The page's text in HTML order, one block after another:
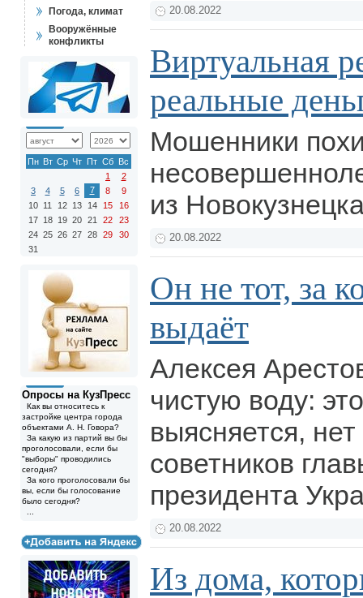
Погода, климат
Вооружённые
конфликты
Пн Вт Ср Чт Пт Сб Вс
1
2
3
4 5 6 7 8
9
10 11 12 13 14 15
16
17 18 19 20 21 22
23
24 25 26 27 28 29
30
31
Опросы на КузПресс
Как вы относитесь к
застройке центра города
объектами А. Н. Говора?
За какую из партий вы бы
проголосовали, если бы
"выборы" проводились
сегодня?
За кого проголосовали бы
вы, если бы голосование
было сегодня?
20.08.2022
Виртуальная
реальные
Мошенники
из
20.08.2022
Он не тот, за
выдаёт
Алексея
чистую воду:
выясняется, нет
советников
президента
20.08.2022
Из дома,